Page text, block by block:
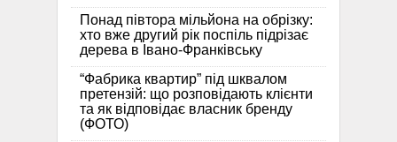
Понад півтора мільйона на обрізку:
хто вже другий рік поспіль підрізає
дерева в Івано-Франківську
“Фабрика квартир” під шквалом
претензій: що розповідають клієнти
та як відповідає власник бренду
(ФОТО)